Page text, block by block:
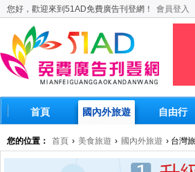
您好，歡迎來到51AD免費廣告刊登網！ 會員登入
首頁 國內外旅遊 自由行
您的位置： 首頁 › 美食旅遊 › 國內外旅遊 › 台灣